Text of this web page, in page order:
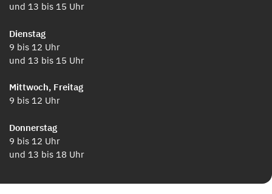
und 13 bis 15 Uhr
Dienstag
9 bis 12 Uhr
und 13 bis 15 Uhr
Mittwoch, Freitag
9 bis 12 Uhr
Donnerstag
9 bis 12 Uhr
und 13 bis 18 Uhr